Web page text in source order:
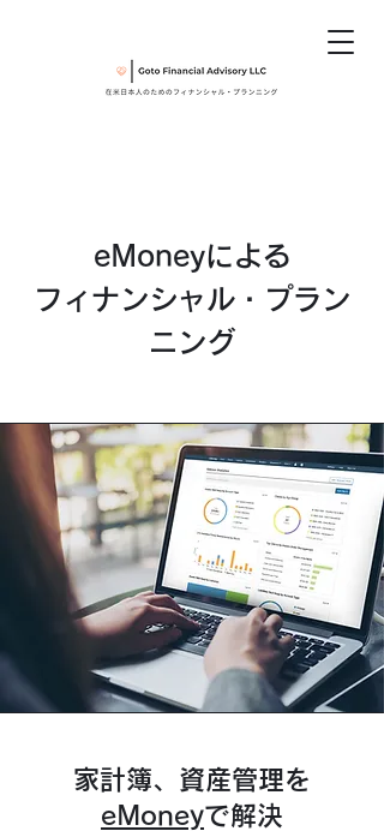
eMoneyによる
フィナンシャル・プラン
ニング
家計簿、資産管理を
eMoneyで解決